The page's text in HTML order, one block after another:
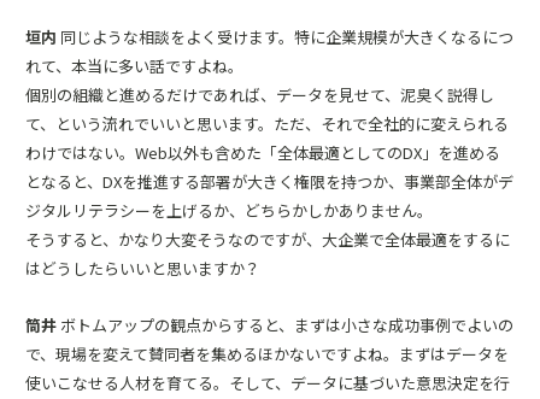
垣内 同じような相談をよく受けます。特に企業規模が大きくなるにつ
れて、本当に多い話ですよね。
個別の組織と進めるだけであれば、データを見せて、泥臭く説得し
て、という流れでいいと思います。ただ、それで全社的に変えられる
わけではない。Web以外も含めた「全体最適としてのDX」を進める
となると、DXを推進する部署が大きく権限を持つか、事業部全体がデ
ジタルリテラシーを上げるか、どちらかしかありません。
そうすると、かなり大変そうなのですが、大企業で全体最適をするに
はどうしたらいいと思いますか？
筒井 ボトムアップの観点からすると、まずは小さな成功事例でよいの
で、現場を変えて賛同者を集めるほかないですよね。まずはデータを
使いこなせる人材を育てる。そして、データに基づいた意思決定を行